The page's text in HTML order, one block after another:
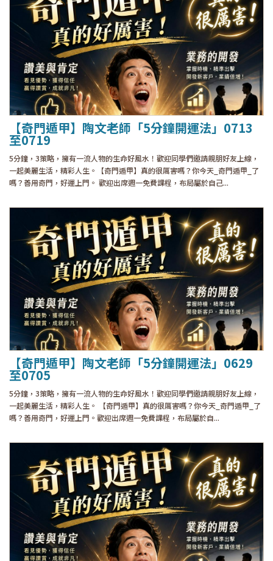
【奇門遁甲】陶文老師「5分鐘開運法」0713
至0719
5分鐘，3策略，擁有一流人物的生命好風水！歡迎同學們邀請親朋好友上線，
一起美麗生活，精彩人生。【奇門遁甲】真的很厲害嗎？你今天_奇門遁甲_了
嗎？善用奇門，好運上門。 歡迎出席週一免費課程，布局屬於自己...
【奇門遁甲】陶文老師「5分鐘開運法」0629
至0705
5分鐘，3策略，擁有一流人物的生命好風水！歡迎同學們邀請親朋好友上線，
一起美麗生活，精彩人生。 【奇門遁甲】真的很厲害嗎？你今天_奇門遁甲_了
嗎？善用奇門，好運上門。歡迎出席週一免費課程，布局屬於自...